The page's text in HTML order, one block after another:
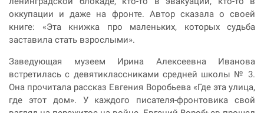
оккупации и даже на фронте. Автор сказала о своей
книге: «Эта книжка про маленьких, которых судьба
заставила стать взрослыми».
Заведующая музеем Ирина Алексеевна Иванова
встретилась с девятиклассниками средней школы № 3.
Она прочитала рассказ Евгения Воробьева «Где эта улица,
где этот дом». У каждого писателя-фронтовика свой